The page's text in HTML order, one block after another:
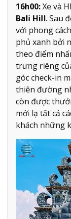
16h00:Xe và
Bali Hill. Sau
với phong
phủ xanh bởi
theo điểm
trưng riêng
góc check-in
thiên đường
còn được
mới lạ tất cả
khách những